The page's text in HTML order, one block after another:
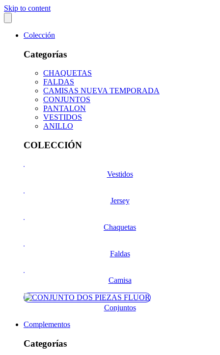
Skip to content
Colección
Categorías
CHAQUETAS
FALDAS
CAMISAS NUEVA TEMPORADA
CONJUNTOS
PANTALON
VESTIDOS
ANILLO
COLECCIÓN
Vestidos
Jersey
Chaquetas
Faldas
Camisa
Conjuntos
Complementos
Categorías